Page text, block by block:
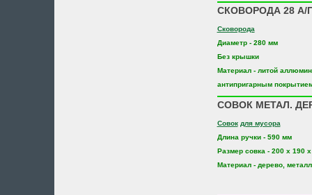
СКОВОРОДА 28 А/
Сковорода
Диаметр - 280 мм
Без крышки
Материал - литой
антипригарным
СОВОК МЕТАЛ.
Совок для мусора
Длина ручки - 590 мм
Размер совка - 200 х 190
Материал - дерево,